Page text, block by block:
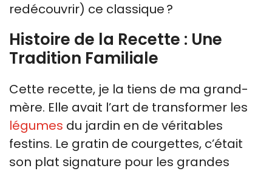
redécouvrir) ce classique ?
Histoire de la Recette : Une
Tradition Familiale
Cette recette, je la tiens de ma grand-
mère. Elle avait l’art de transformer les
légumes du jardin en de véritables
festins. Le gratin de courgettes, c’était
son plat signature pour les grandes